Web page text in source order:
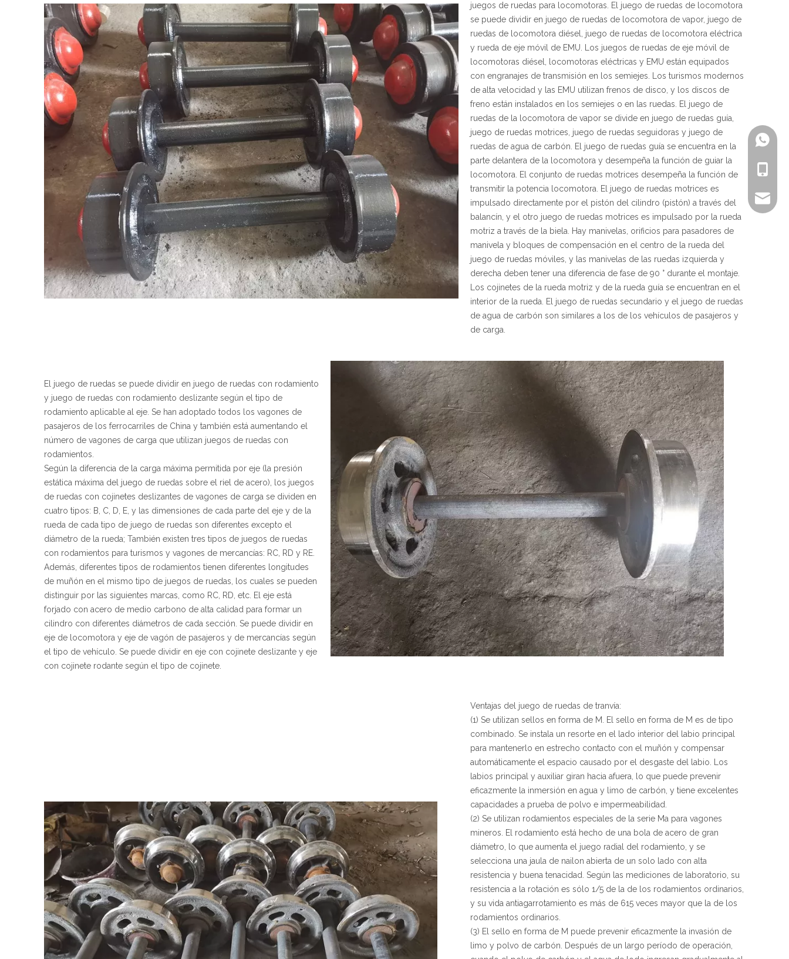
juegos de ruedas para locomotoras. El juego de ruedas de locomotora
se puede dividir en juego de ruedas de locomotora de vapor, juego de
ruedas de locomotora diésel, juego de ruedas de locomotora eléctrica
y rueda de eje móvil de EMU. Los juegos de ruedas de eje móvil de
locomotoras diésel, locomotoras eléctricas y EMU están equipados
con engranajes de transmisión en los semiejes. Los turismos modernos
de alta velocidad y las EMU utilizan frenos de disco, y los discos de
freno están instalados en los semiejes o en las ruedas. El juego de
ruedas de la locomotora de vapor se divide en juego de ruedas guía,
juego de ruedas motrices, juego de ruedas seguidoras y juego de
ruedas de agua de carbón. El juego de ruedas guía se encuentra en la
parte delantera de la locomotora y desempeña la función de guiar la
locomotora. El conjunto de ruedas motrices desempeña la función de
transmitir la potencia locomotora. El juego de ruedas motrices es
impulsado directamente por el pistón del cilindro (pistón) a través del
balancín, y el otro juego de ruedas motrices es impulsado por la rueda
motriz a través de la biela. Hay manivelas, orificios para pasadores de
manivela y bloques de compensación en el centro de la rueda del
juego de ruedas móviles, y las manivelas de las ruedas izquierda y
derecha deben tener una diferencia de fase de 90 ° durante el montaje.
Los cojinetes de la rueda motriz y de la rueda guía se encuentran en el
interior de la rueda. El juego de ruedas secundario y el juego de ruedas
de agua de carbón son similares a los de los vehículos de pasajeros y
de carga.
El juego de ruedas se puede dividir en juego de ruedas con rodamiento
y juego de ruedas con rodamiento deslizante según el tipo de
rodamiento aplicable al eje. Se han adoptado todos los vagones de
pasajeros de los ferrocarriles de China y también está aumentando el
número de vagones de carga que utilizan juegos de ruedas con
rodamientos.
Según la diferencia de la carga máxima permitida por eje (la presión
estática máxima del juego de ruedas sobre el riel de acero), los juegos
de ruedas con cojinetes deslizantes de vagones de carga se dividen en
cuatro tipos: B, C, D, E, y las dimensiones de cada parte del eje y de la
rueda de cada tipo de juego de ruedas son diferentes excepto el
diámetro de la rueda; También existen tres tipos de juegos de ruedas
con rodamientos para turismos y vagones de mercancías: RC, RD y RE.
Además, diferentes tipos de rodamientos tienen diferentes longitudes
de muñón en el mismo tipo de juegos de ruedas, los cuales se pueden
distinguir por las siguientes marcas, como RC, RD, etc. El eje está
forjado con acero de medio carbono de alta calidad para formar un
cilindro con diferentes diámetros de cada sección. Se puede dividir en
eje de locomotora y eje de vagón de pasajeros y de mercancías según
el tipo de vehículo. Se puede dividir en eje con cojinete deslizante y eje
con cojinete rodante según el tipo de cojinete.
Ventajas del juego de ruedas de tranvía:
(1) Se utilizan sellos en forma de M. El sello en forma de M es de tipo
combinado. Se instala un resorte en el lado interior del labio principal
para mantenerlo en estrecho contacto con el muñón y compensar
automáticamente el espacio causado por el desgaste del labio. Los
labios principal y auxiliar giran hacia afuera, lo que puede prevenir
eficazmente la inmersión en agua y limo de carbón, y tiene excelentes
capacidades a prueba de polvo e impermeabilidad.
(2) Se utilizan rodamientos especiales de la serie Ma para vagones
mineros. El rodamiento está hecho de una bola de acero de gran
diámetro, lo que aumenta el juego radial del rodamiento, y se
selecciona una jaula de nailon abierta de un solo lado con alta
resistencia y buena tenacidad. Según las mediciones de laboratorio, su
resistencia a la rotación es sólo 1/5 de la de los rodamientos ordinarios,
y su vida antiagarrotamiento es más de 615 veces mayor que la de los
rodamientos ordinarios.
(3) El sello en forma de M puede prevenir eficazmente la invasión de
limo y polvo de carbón. Después de un largo período de operación,
+86-